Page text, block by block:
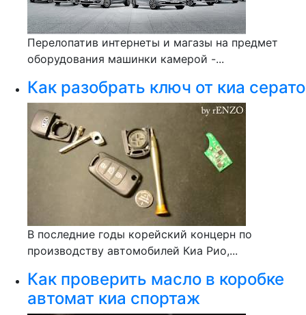
Перелопатив интернеты и магазы на предмет
оборудования машинки камерой -...
Как разобрать ключ от киа серато
В последние годы корейский концерн по
производству автомобилей Киа Рио,...
Как проверить масло в коробке
автомат киа спортаж